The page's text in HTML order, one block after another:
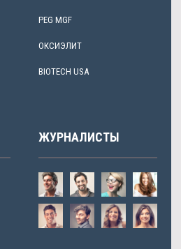
PEG MGF
ОКСИЭЛИТ
BIOTECH USA
ЖУРНАЛИСТЫ